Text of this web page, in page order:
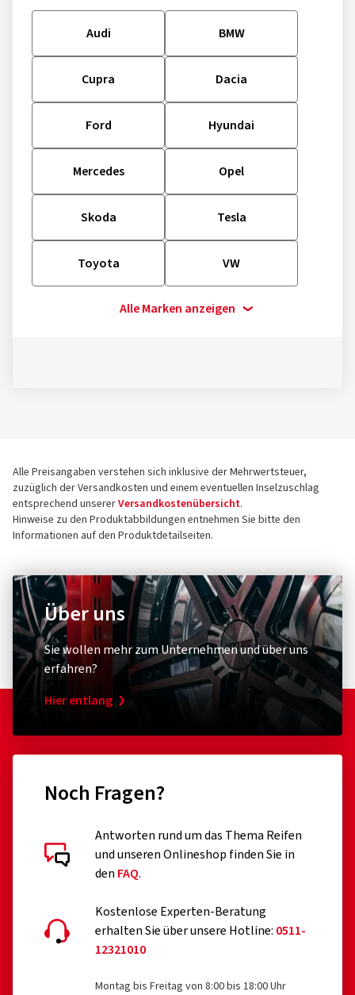
Audi BMW
Cupra Dacia
Ford Hyundai
Mercedes Opel
Skoda Tesla
Toyota VW
Alle Marken anzeigen
Alle Preisangaben verstehen sich inklusive der Mehrwertsteuer,
zuzüglich der Versandkosten und einem eventuellen Inselzuschlag
entsprechend unsererVersandkostenübersicht.
Hinweise zu den Produktabbildungen entnehmen Sie bitte den
Informationen auf den Produktdetailseiten.
Über uns
Sie wollen mehr zum Unternehmen und über uns
erfahren?
Hier entlang
Noch Fragen?
Antworten rund um das Thema Reifen
und unseren Onlineshop finden Sie in
den FAQ.
Kostenlose Experten-Beratung
erhalten Sie über unsere Hotline: 0511-
12321010
Montag bis Freitag von 8:00 bis 18:00 Uhr